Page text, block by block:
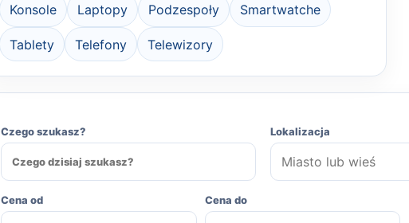
Konsole Laptopy Podzespoły Smartwatche
Tablety Telefony Telewizory
Czego szukasz? Lokalizacja
Cena od Cena do